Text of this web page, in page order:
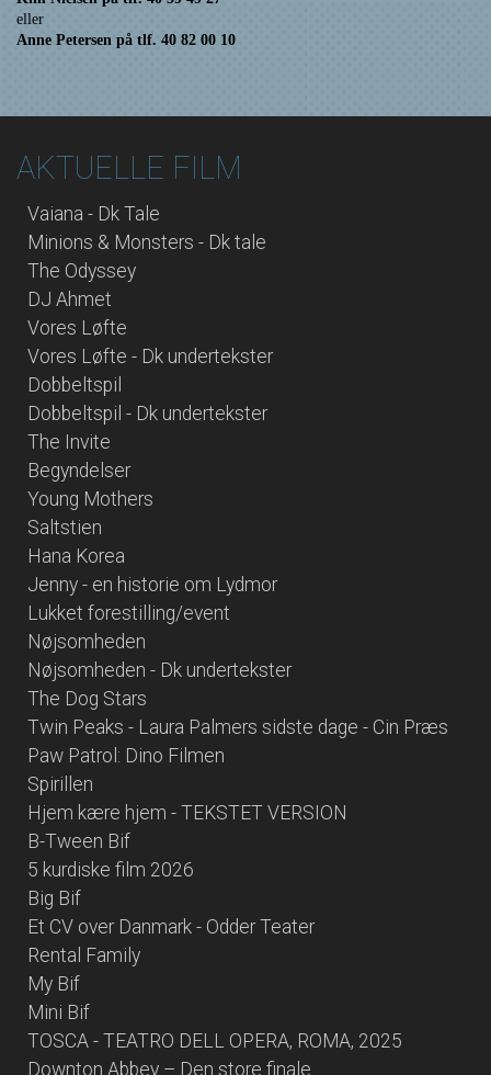
eller
Anne Petersen på tlf. 40 82 00 10
AKTUELLE FILM
Vaiana - Dk Tale
Minions & Monsters - Dk tale
The Odyssey
DJ Ahmet
Vores Løfte
Vores Løfte - Dk undertekster
Dobbeltspil
Dobbeltspil - Dk undertekster
The Invite
Begyndelser
Young Mothers
Saltstien
Hana Korea
Jenny - en historie om Lydmor
Lukket forestilling/event
Nøjsomheden
Nøjsomheden - Dk undertekster
The Dog Stars
Twin Peaks - Laura Palmers sidste dage - Cin Præs
Paw Patrol: Dino Filmen
Spirillen
Hjem kære hjem - TEKSTET VERSION
B-Tween Bif
5 kurdiske film 2026
Big Bif
Et CV over Danmark - Odder Teater
Rental Family
My Bif
Mini Bif
TOSCA - TEATRO DELL OPERA, ROMA, 2025
Downton Abbey – Den store finale